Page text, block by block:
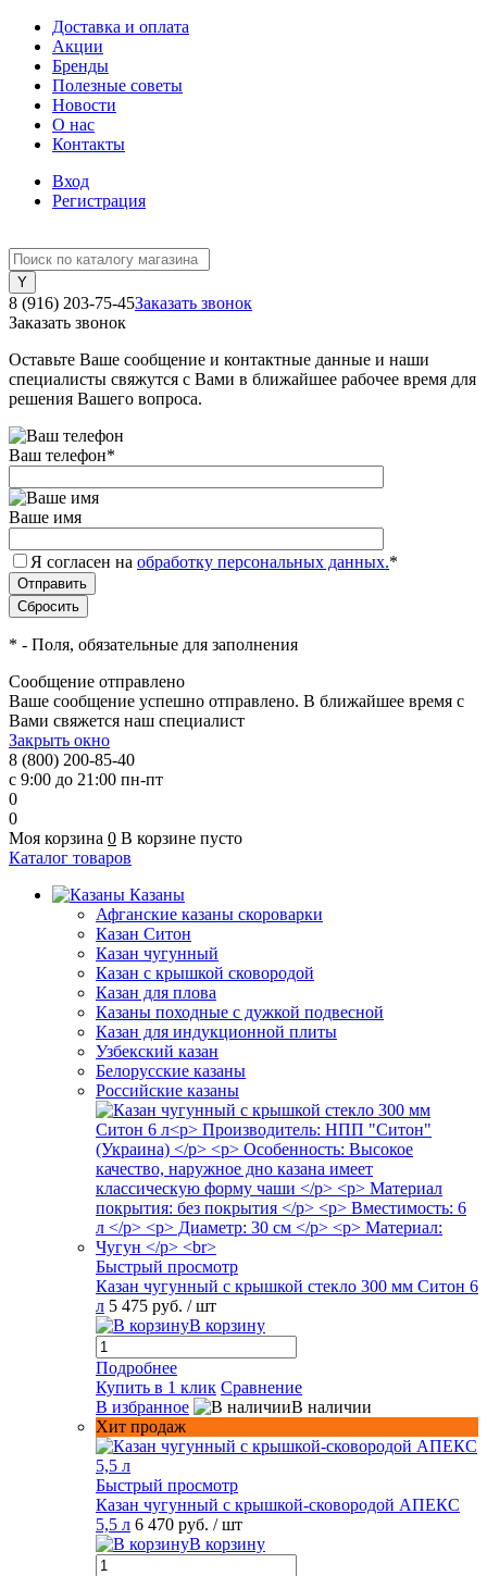
Доставка и оплата
Акции
Бренды
Полезные советы
Новости
О нас
Контакты
Вход
Регистрация
8 (916) 203-75-45Заказать звонок
Заказать звонок
Оставьте Ваше сообщение и контактные данные и наши
специалисты свяжутся с Вами в ближайшее рабочее время для
решения Вашего вопроса.
Ваш телефон*
Ваше имя
Я согласен на обработку персональных данных.*
* - Поля, обязательные для заполнения
Сообщение отправлено
Ваше сообщение успешно отправлено. В ближайшее время с
Вами свяжется наш специалист
Закрыть окно
8 (800) 200-85-40
с 9:00 до 21:00 пн-пт
0
0
Моя корзина 0 В корзине пусто
Каталог товаров
Казаны
Афганские казаны скороварки
Казан Ситон
Казан чугунный
Казан с крышкой сковородой
Казан для плова
Казаны походные с дужкой подвесной
Казан для индукционной плиты
Узбекский казан
Белорусские казаны
Российские казаны
Быстрый просмотр
Казан чугунный с крышкой стекло 300 мм Ситон 6
л 5 475 руб. / шт
В корзину
Подробнее
Купить в 1 клик Сравнение
В избранное
В наличии
Хит продаж
Быстрый просмотр
Казан чугунный с крышкой-сковородой АПЕКС
5,5 л 6 470 руб. / шт
В корзину